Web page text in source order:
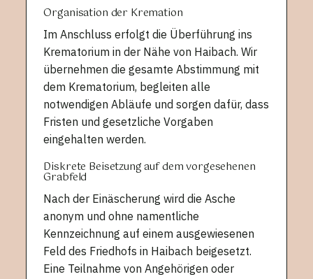
Organisation der Kremation
Im Anschluss erfolgt die Überführung ins
Krematorium in der Nähe von Haibach. Wir
übernehmen die gesamte Abstimmung mit
dem Krematorium, begleiten alle
notwendigen Abläufe und sorgen dafür, dass
Fristen und gesetzliche Vorgaben
eingehalten werden.
Diskrete Beisetzung auf dem vorgesehenen
Grabfeld
Nach der Einäscherung wird die Asche
anonym und ohne namentliche
Kennzeichnung auf einem ausgewiesenen
Feld des Friedhofs in Haibach beigesetzt.
Eine Teilnahme von Angehörigen oder